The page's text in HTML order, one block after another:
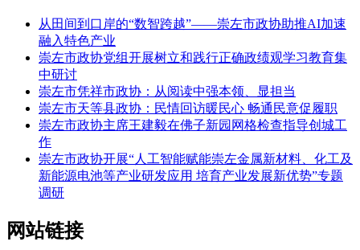
从田间到口岸的“数智跨越”——崇左市政协助推AI加速
融入特色产业
崇左市政协党组开展树立和践行正确政绩观学习教育集
中研讨
崇左市凭祥市政协：从阅读中强本领、显担当
崇左市天等县政协：民情回访暖民心 畅通民意促履职
崇左市政协主席王建毅在佛子新园网格检查指导创城工
作
崇左市政协开展“人工智能赋能崇左金属新材料、化工及
新能源电池等产业研发应用 培育产业发展新优势”专题
调研
网站链接